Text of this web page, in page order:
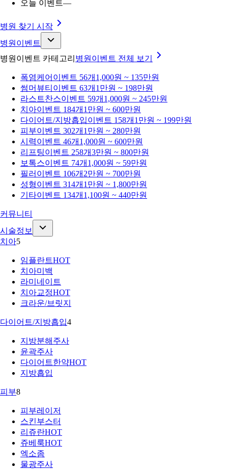
오늘 이벤트—
병원 찾기 시작
병원이벤트
병원이벤트 카테고리 병원이벤트 전체 보기
폭염케어 이벤트 56개 1,000원 ~ 135만원
썸머뷰티 이벤트 63개 1만원 ~ 198만원
라스트찬스이벤트 59개 1,000원 ~ 245만원
치아이벤트 184개 1만원 ~ 600만원
다이어트/지방흡입이벤트 158개 1만원 ~ 199만원
피부이벤트 302개 1만원 ~ 280만원
시력이벤트 46개 1,000원 ~ 600만원
리프팅이벤트 258개3만원 ~ 800만원
보톡스이벤트 74개 1,000원 ~ 59만원
필러 이벤트 106개 2만원 ~ 700만원
성형이벤트 314개 1만원 ~ 1,800만원
기타이벤트 134개 1,100원 ~ 440만원
커뮤니티
시술정보
치아5
임플란트HOT
치아미백
라미네이트
치아교정HOT
크라운/브릿지
다이어트/지방흡입4
지방분해주사
윤곽주사
다이어트한약HOT
지방흡입
피부8
피부레이저
스킨부스터
리쥬란HOT
쥬베룩HOT
엑소좀
물광주사